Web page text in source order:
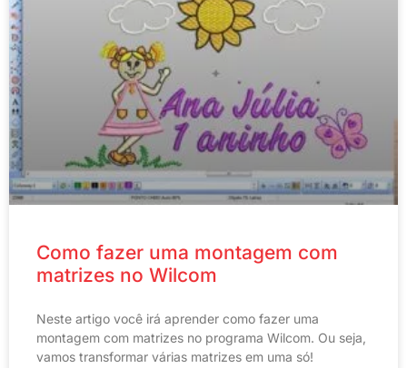
Como fazer uma montagem com
matrizes no Wilcom
Neste artigo você irá aprender como fazer uma
montagem com matrizes no programa Wilcom. Ou seja,
vamos transformar várias matrizes em uma só!